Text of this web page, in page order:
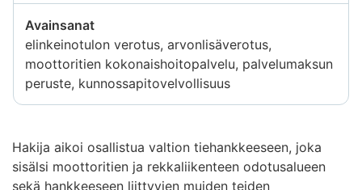
Avainsanat
elinkeinotulon verotus, arvonlisäverotus,
moottoritien kokonaishoitopalvelu, palvelumaksun
peruste, kunnossapitovelvollisuus
Hakija aikoi osallistua valtion tiehankkeeseen, joka
sisälsi moottoritien ja rekkaliikenteen odotusalueen
sekä hankkeeseen liittyvien muiden teiden